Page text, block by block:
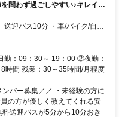
問わず過ごしやすい♪キレイな
勤：09：30～ 19：00 ②夜勤：
時間 残業：30～35時間/月程度
バー募集／／ ・未経験の方に
の方が優しく教えてくれる安
送迎バスが5分から10分おき